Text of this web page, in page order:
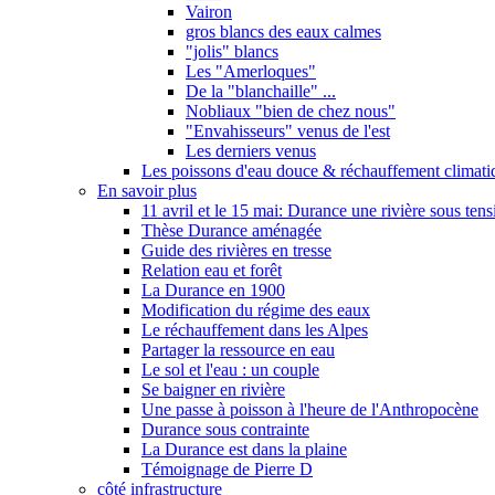
Vairon
gros blancs des eaux calmes
"jolis" blancs
Les "Amerloques"
De la "blanchaille" ...
Nobliaux "bien de chez nous"
"Envahisseurs" venus de l'est
Les derniers venus
Les poissons d'eau douce & réchauffement
En savoir plus
11 avril et le 15 mai: Durance une rivière sous
Thèse Durance aménagée
Guide des rivières en tresse
Relation eau et forêt
La Durance en 1900
Modification du régime des eaux
Le réchauffement dans les Alpes
Partager la ressource en eau
Le sol et l'eau : un couple
Se baigner en rivière
Une passe à poisson à l'heure de l'Anthropocène
Durance sous contrainte
La Durance est dans la plaine
Témoignage de Pierre D
côté infrastructure